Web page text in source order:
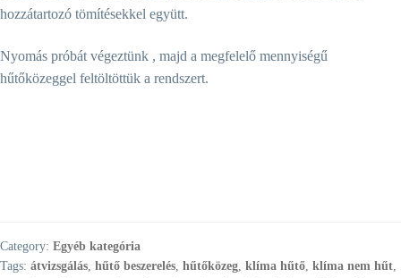
hozzátartozó tömítésekkel együtt.
Nyomás próbát végeztünk , majd a megfelelő mennyiségű
hűtőközeggel feltöltöttük a rendszert.
Category: Egyéb kategória
Tags: átvizsgálás, hűtő beszerelés, hűtőközeg, klíma hűtő, klíma nem hűt,